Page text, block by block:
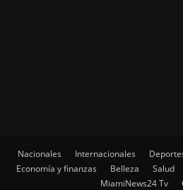
Nacionales Internacionales
Economía y finanzas
Belleza Salud
MiamiNews24 Tv